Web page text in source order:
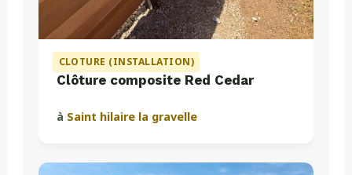
CLOTURE (INSTALLATION)
Clôture composite Red Cedar
à Saint hilaire la gravelle